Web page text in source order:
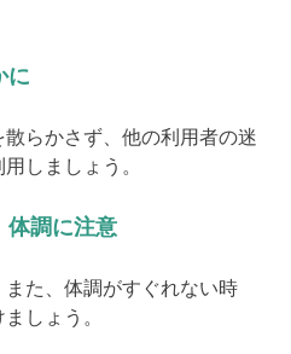
に
らかさず、他の利用者の迷
しましょう。
体調に注意
た、体調がすぐれない時
しょう。